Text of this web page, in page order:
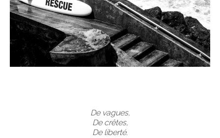
De vagues,
De crêtes,
De liberté.